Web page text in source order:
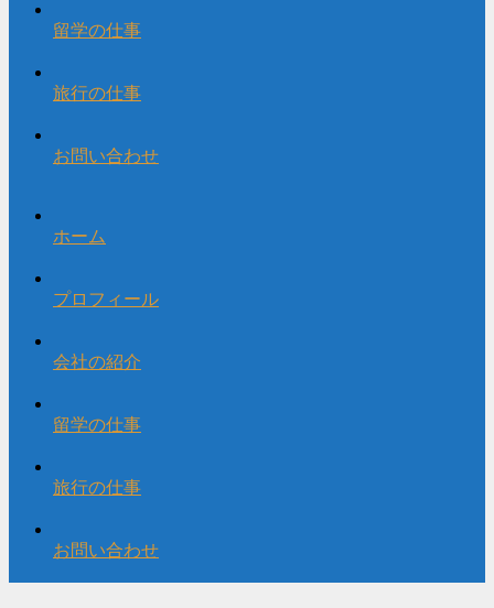
留学の仕事
旅行の仕事
お問い合わせ
ホーム
プロフィール
会社の紹介
留学の仕事
旅行の仕事
お問い合わせ